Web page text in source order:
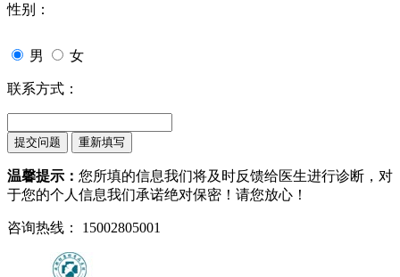
性别：
男 女
联系方式：
温馨提示： 您所填的信息我们将及时反馈给医生进行诊断，对
于您的个人信息我们承诺绝对保密！请您放心！
咨询热线： 15002805001